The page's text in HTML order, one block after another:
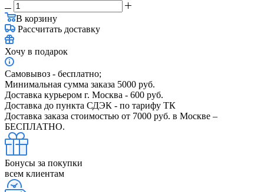
В корзину
Рассчитать доставку
Хочу в подарок
Самовывоз - бесплатно;
Минимальная сумма заказа 5000 руб.
Доставка курьером г. Москва - 600 руб.
Доставка до пункта СДЭК - по тарифу ТК
Доставка заказа стоимостью от 7000 руб. в Москве –
БЕСПЛАТНО.
Бонусы за покупки
всем клиентам